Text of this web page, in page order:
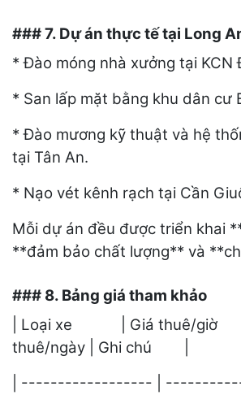
### 7. Dự án thực tế tại Long
* Đào móng nhà xưởng tại KCN
* San lấp mặt bằng khu dân cư
* Đào mương kỹ thuật và hệ
tại Tân An.
* Nạo vét kênh rạch tại Cần
Mỗi dự án đều được triển khai
**đảm bảo chất lượng** và
### 8. Bảng giá tham khảo
| Loại xe | Giá thuê/
thuê/ngày | Ghi chú |
| ------------------ |